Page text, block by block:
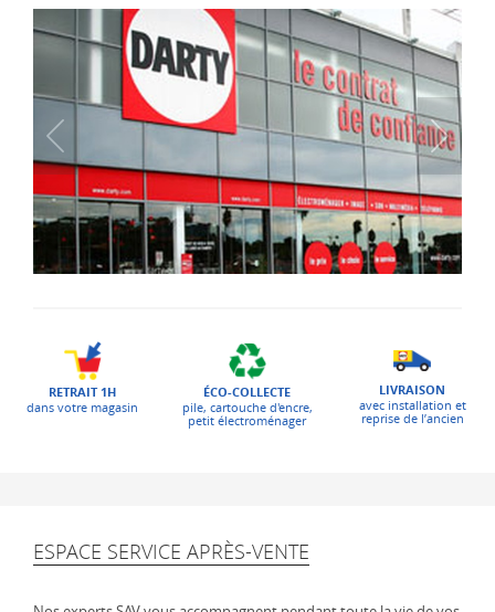
RETRAIT 1H
dans votre magasin
ÉCO-COLLECTE
pile, cartouche d'encre,
petit électroménager
LIVRAISON
avec installation et
reprise de l’ancien
ESPACE SERVICE APRÈS-VENTE